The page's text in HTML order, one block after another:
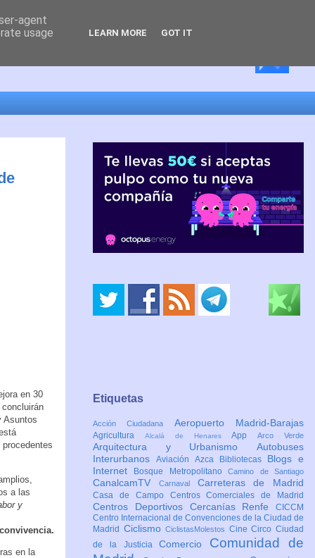
en 30
Asuntos
a las
y
en la
Etiquetas
Acción Ciudadana Aeropuerto Madrid-Barajas
Agricultura Alcalá de HenaresAppArco Verde
Arquitectura y Urbanismo Autobuses
Interurbanos Aviación Azca Bibliotecas Blogs e
Internet
Bosque MetropolitanoCamino de Santiago
CanalcamTV Carnaval Carreteras de Madrid
Casa de Campo Centros Comerciales de Madrid
Centros Deportivos Cercanías Renfe CICCM
Centro Internacional de Convenciones de la Ciudad de
Madrid CiclismoCiclistasMolestos CineCircoCiudad
de la JusticiaComercio Comunidad de
agent
usage
LEARN MORE GOT IT